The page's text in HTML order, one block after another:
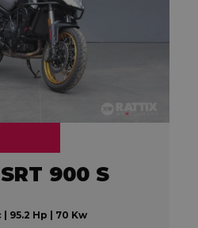
900 S
95.2 Hp | 70 Kw